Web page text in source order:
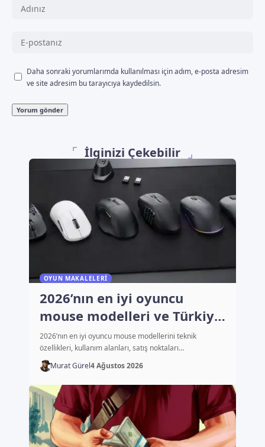
Daha sonraki yorumlarımda kullanılması için adım, e-posta adresim
ve site adresim bu tarayıcıya kaydedilsin.
İlginizi Çekebilir
OYUN MAKALELERI
2026’nın en iyi oyuncu
mouse modelleri ve Türkiye
fiyatları
2026’nın en iyi oyuncu mouse modellerini teknik
özellikleri, kullanım alanları, satış noktaları…
Murat Gürel4 Ağustos 2026